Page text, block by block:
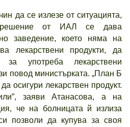
да се излезе от ситуацията,
от ИАЛ се дава
заведение, което няма на
лекарствени продукти, да
за употреба лекарствени
повод министърката. „План Б
осигури лекарствен продукт.
заяви Атанасова, а на
че на болницата й излиза
позволи да купува за своя